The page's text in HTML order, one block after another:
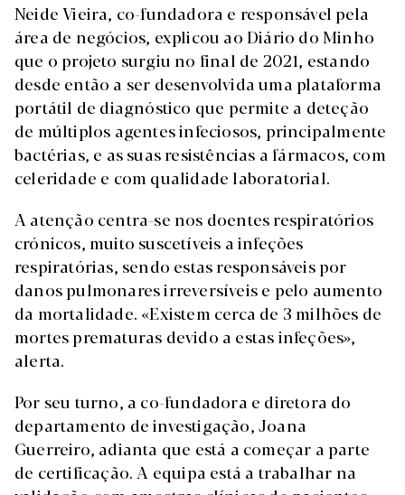
Neide Vieira, co-fundadora e responsável pela
área de negócios, explicou ao Diário do Minho
que o projeto surgiu no final de 2021, estando
desde então a ser desenvolvida uma plataforma
portátil de diagnóstico que permite a deteção
de múltiplos agentes infeciosos, principalmente
bactérias, e as suas resistências a fármacos, com
celeridade e com qualidade laboratorial.
A atenção centra-se nos doentes respiratórios
crónicos, muito suscetíveis a infeções
respiratórias, sendo estas responsáveis por
danos pulmonares irreversíveis e pelo aumento
da mortalidade. «Existem cerca de 3 milhões de
mortes prematuras devido a estas infeções»,
alerta.
Por seu turno, a co-fundadora e diretora do
departamento de investigação, Joana
Guerreiro, adianta que está a começar a parte
de certificação. A equipa está a trabalhar na